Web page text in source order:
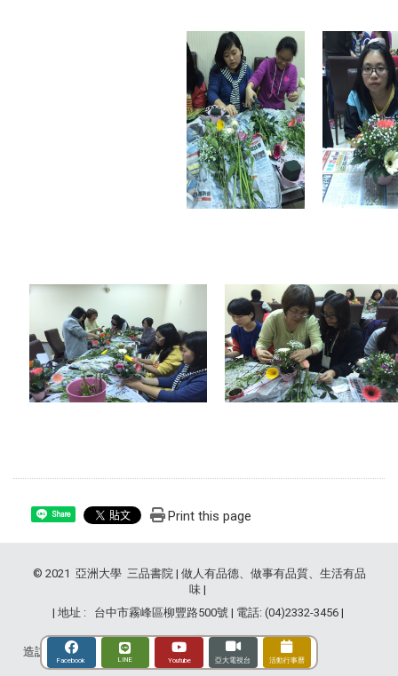
Facebook LINE Youtube 亞大電視台 活動行事曆
Share Print this page
© 2021 亞洲大學 三品書院 | 做人有品德、做事有品質、生活有品
味 |
| 地址 : 台中市霧峰區柳豐路500號 | 電話: (04)2332-3456 |
造訪人次 : 2840429